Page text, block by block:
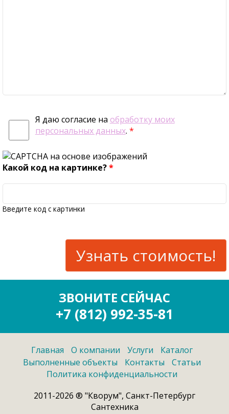
Я даю согласие на обработку моих
персональных данных. *
Какой код на картинке?*
Введите код с картинки
ЗВОНИТЕ СЕЙЧАС
+7 (812) 992-35-81
Главная О компании Услуги
Каталог
Выполненные объекты
Контакты
Статьи
Политика конфиденциальности
2011-2026 ® "Кворум", Санкт-Петербург
Сантехника